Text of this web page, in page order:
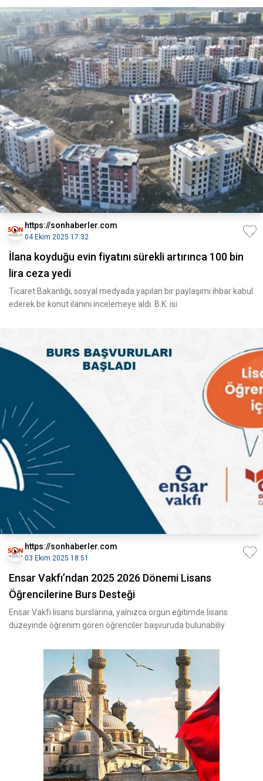
https://sonhaberler.com
04 Ekim 2025 17:32
İlana koyduğu evin fiyatını sürekli artırınca 100 bin
lira ceza yedi
Ticaret Bakanlığı, sosyal medyada yapılan bir paylaşımı ihbar kabul
ederek bir konut ilanını incelemeye aldı. B.K. isi
https://sonhaberler.com
03 Ekim 2025 18:51
Ensar Vakfı’ndan 2025 2026 Dönemi Lisans
Öğrencilerine Burs Desteği
Ensar Vakfı lisans burslarına, yalnızca örgün eğitimde lisans
düzeyinde öğrenim gören öğrenciler başvuruda bulunabiliy